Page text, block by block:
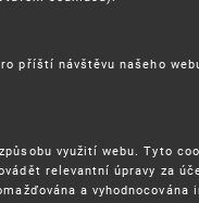
Žádné
příští návštěvu našeho
využití webu. Tyto
relevantní úpravy za
a vyhodnocována